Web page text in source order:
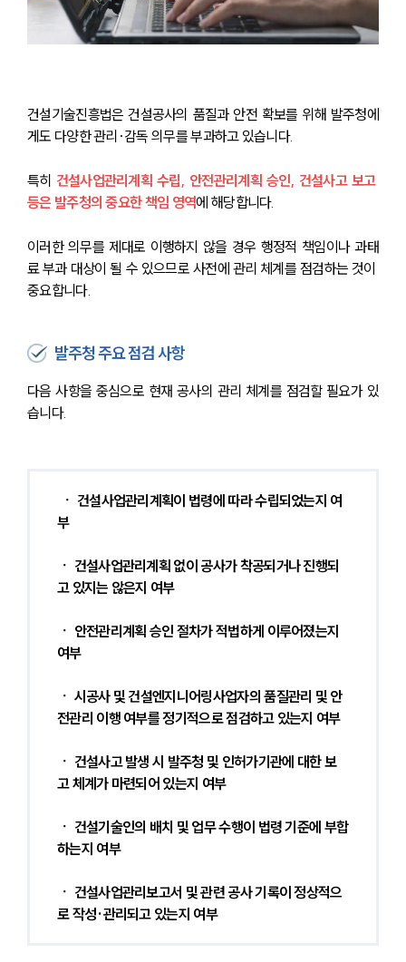
건설기술진흥법은 건설공사의 품질과 안전 확보를 위해 발주청에
게도 다양한 관리·감독 의무를 부과하고 있습니다.
특히 건설사업관리계획 수립, 안전관리계획 승인, 건설사고 보고
등은 발주청의 중요한 책임 영역에 해당합니다.
이러한 의무를 제대로 이행하지 않을 경우 행정적 책임이나 과태
료 부과 대상이 될 수 있으므로 사전에 관리 체계를 점검하는 것이
중요합니다.
발주청 주요 점검 사항
다음 사항을 중심으로 현재 공사의 관리 체계를 점검할 필요가 있
습니다.
ㆍ 건설사업관리계획이 법령에 따라 수립되었는지 여
부
ㆍ 건설사업관리계획 없이 공사가 착공되거나 진행되
고 있지는 않은지 여부
ㆍ 안전관리계획 승인 절차가 적법하게 이루어졌는지
여부
ㆍ 시공사 및 건설엔지니어링사업자의 품질관리 및 안
전관리 이행 여부를 정기적으로 점검하고 있는지 여부
ㆍ 건설사고 발생 시 발주청 및 인허가기관에 대한 보
고 체계가 마련되어 있는지 여부
ㆍ 건설기술인의 배치 및 업무 수행이 법령 기준에 부합
하는지 여부
ㆍ 건설사업관리보고서 및 관련 공사 기록이 정상적으
로 작성·관리되고 있는지 여부